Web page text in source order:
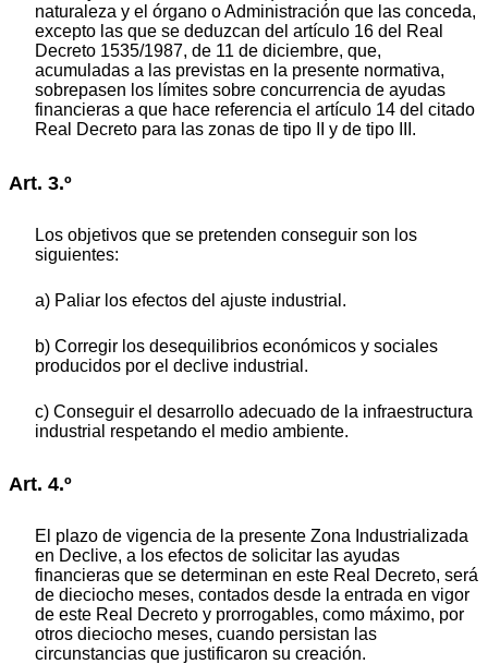
naturaleza y el órgano o Administración que las conceda,
excepto las que se deduzcan del artículo 16 del Real
Decreto 1535/1987, de 11 de diciembre, que,
acumuladas a las previstas en la presente normativa,
sobrepasen los límites sobre concurrencia de ayudas
financieras a que hace referencia el artículo 14 del citado
Real Decreto para las zonas de tipo II y de tipo III.
Art. 3.º
Los objetivos que se pretenden conseguir son los
siguientes:
a) Paliar los efectos del ajuste industrial.
b) Corregir los desequilibrios económicos y sociales
producidos por el declive industrial.
c) Conseguir el desarrollo adecuado de la infraestructura
industrial respetando el medio ambiente.
Art. 4.º
El plazo de vigencia de la presente Zona Industrializada
en Declive, a los efectos de solicitar las ayudas
financieras que se determinan en este Real Decreto, será
de dieciocho meses, contados desde la entrada en vigor
de este Real Decreto y prorrogables, como máximo, por
otros dieciocho meses, cuando persistan las
circunstancias que justificaron su creación.